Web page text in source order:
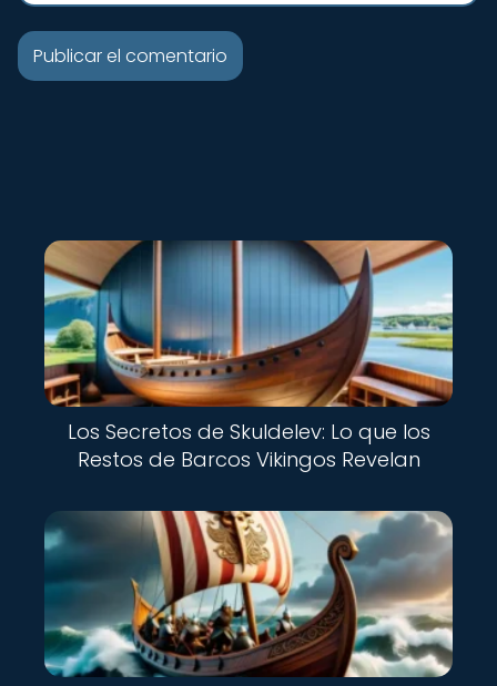
Nuevo
Los Secretos de Skuldelev: Lo que los
Restos de Barcos Vikingos Revelan